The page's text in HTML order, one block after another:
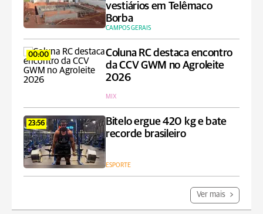
vestiários em Telêmaco
Borba
CAMPOS GERAIS
00:00
Coluna RC destaca encontro
da CCV GWM no Agroleite
2026
MIX
23:56
Bitelo ergue 420 kg e bate
recorde brasileiro
ESPORTE
Ver mais